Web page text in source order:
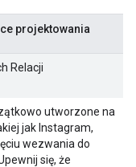
projektowania
Relacji
utworzone na
jak Instagram,
wezwania do
się, że